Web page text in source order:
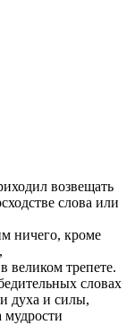
возвещать
слова или
ничего, кроме
великом трепете.
словах
духа и силы,
мудрости